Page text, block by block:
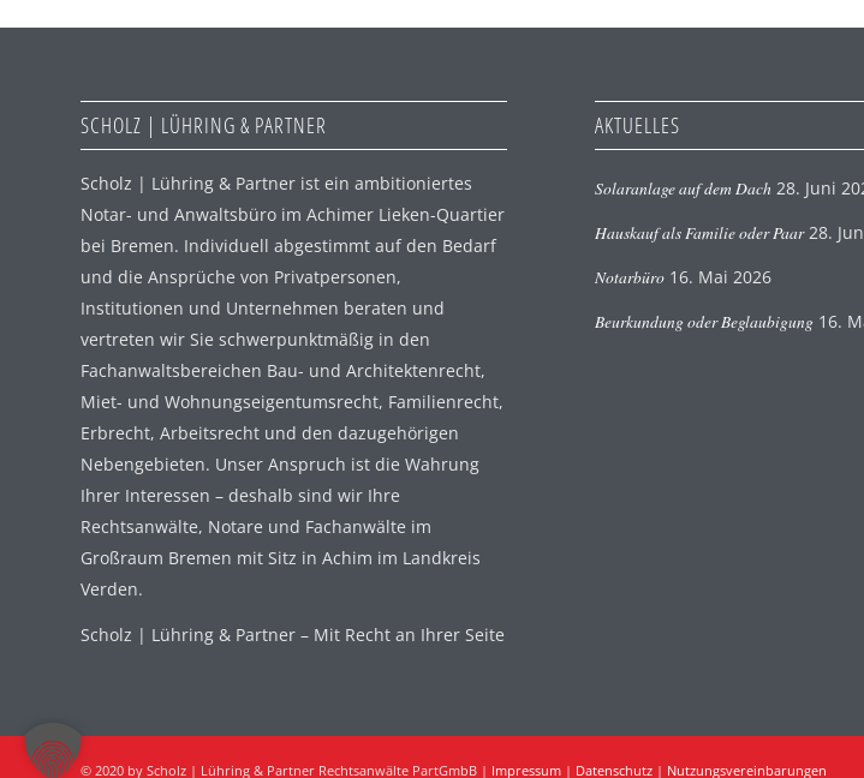
SCHOLZ | LÜHRING & PARTNER
Scholz | Lühring & Partner ist ein ambitioniertes
Notar- und Anwaltsbüro im Achimer Lieken-Quartier
bei Bremen. Individuell abgestimmt auf den Bedarf
und die Ansprüche von Privatpersonen,
Institutionen und Unternehmen beraten und
vertreten wir Sie schwerpunktmäßig in den
Fachanwaltsbereichen Bau- und Architektenrecht,
Miet- und Wohnungseigentumsrecht, Familienrecht,
Erbrecht, Arbeitsrecht und den dazugehörigen
Nebengebieten. Unser Anspruch ist die Wahrung
Ihrer Interessen – deshalb sind wir Ihre
Rechtsanwälte, Notare und Fachanwälte im
Großraum Bremen mit Sitz in Achim im Landkreis
Verden.
Scholz | Lühring & Partner – Mit Recht an Ihrer Seite
AKTUELLES
Solaranlage auf dem Dach 28. Juni
Hauskauf als Familie oder Paar 28.
Notarbüro 16. Mai 2026
Beurkundung oder Beglaubigung 16.
© 2020 by Scholz | Lühring & Partner Rechtsanwälte PartGmbB | Impressum | Datenschutz | Nutzungsvereinbarungen